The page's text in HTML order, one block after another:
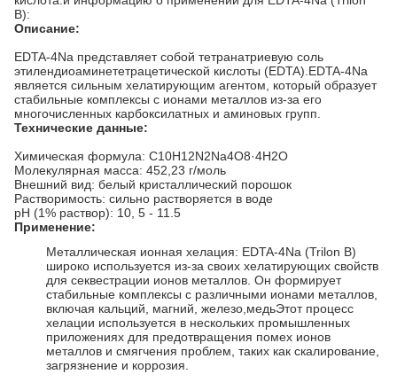
B):
Описание:
EDTA-4Na представляет собой тетранатриевую соль
этилендиоаминететрацетической кислоты (EDTA).EDTA-4Na
является сильным хелатирующим агентом, который образует
стабильные комплексы с ионами металлов из-за его
многочисленных карбоксилатных и аминовых групп.
Технические данные:
Химическая формула: C10H12N2Na4O8·4H2O
Молекулярная масса: 452,23 г/моль
Внешний вид: белый кристаллический порошок
Растворимость: сильно растворяется в воде
pH (1% раствор): 10, 5 - 11.5
Применение:
Металлическая ионная хелация: EDTA-4Na (Trilon B)
широко используется из-за своих хелатирующих свойств
для секвестрации ионов металлов. Он формирует
стабильные комплексы с различными ионами металлов,
включая кальций, магний, железо,медьЭтот процесс
хелации используется в нескольких промышленных
приложениях для предотвращения помех ионов
металлов и смягчения проблем, таких как скалирование,
загрязнение и коррозия.